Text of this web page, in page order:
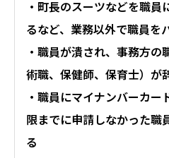
・町長のスーツなどを職員
るなど、業務以外で職員を
・職員が潰され、事務方の
術職、保健師、保育士）が
・職員にマイナンバーカー
限までに申請しなかった職
る